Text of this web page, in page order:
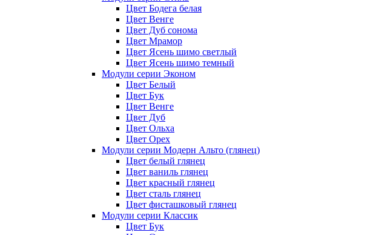
Цвет Бодега белая
Цвет Венге
Цвет Дуб сонома
Цвет Мрамор
Цвет Ясень шимо светлый
Цвет Ясень шимо темный
Модули серии Эконом
Цвет Белый
Цвет Бук
Цвет Венге
Цвет Дуб
Цвет Ольха
Цвет Орех
Модули серии Модерн Альто (глянец)
Цвет белый глянец
Цвет ваниль глянец
Цвет красный глянец
Цвет сталь глянец
Цвет фисташковый глянец
Модули серии Классик
Цвет Бук